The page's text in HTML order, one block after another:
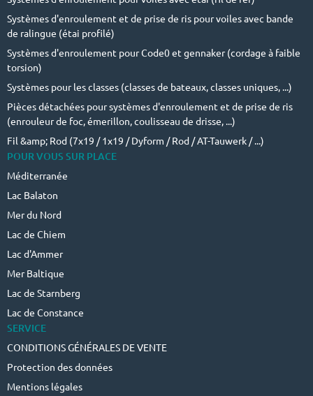
Systèmes d'enroulement et de prise de ris pour voiles avec bande
de ralingue (étai profilé)
Systèmes d'enroulement pour Code0 et gennaker (cordage à faible
torsion)
Systèmes pour les classes (classes de bateaux, classes uniques, ...)
Pièces détachées pour systèmes d'enroulement et de prise de ris
(enrouleur de foc, émerillon, coulisseau de drisse, ...)
Fil &amp; Rod (7x19 / 1x19 / Dyform / Rod / AT-Tauwerk / ...)
POUR VOUS SUR PLACE
Méditerranée
Lac Balaton
Mer du Nord
Lac de Chiem
Lac d'Ammer
Mer Baltique
Lac de Starnberg
Lac de Constance
SERVICE
CONDITIONS GÉNÉRALES DE VENTE
Protection des données
Mentions légales